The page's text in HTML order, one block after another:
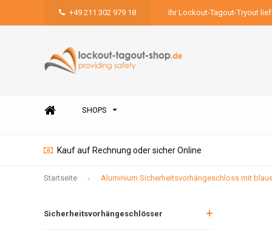
+49 211 302 979 18 Ihr Lockout-Tagout-Tryout
SHOPS
Kauf auf Rechnung oder sicher Online
Startseite Aluminium Sicherheitsvorhängeschloss mit
Sicherheitsvorhängeschlösser